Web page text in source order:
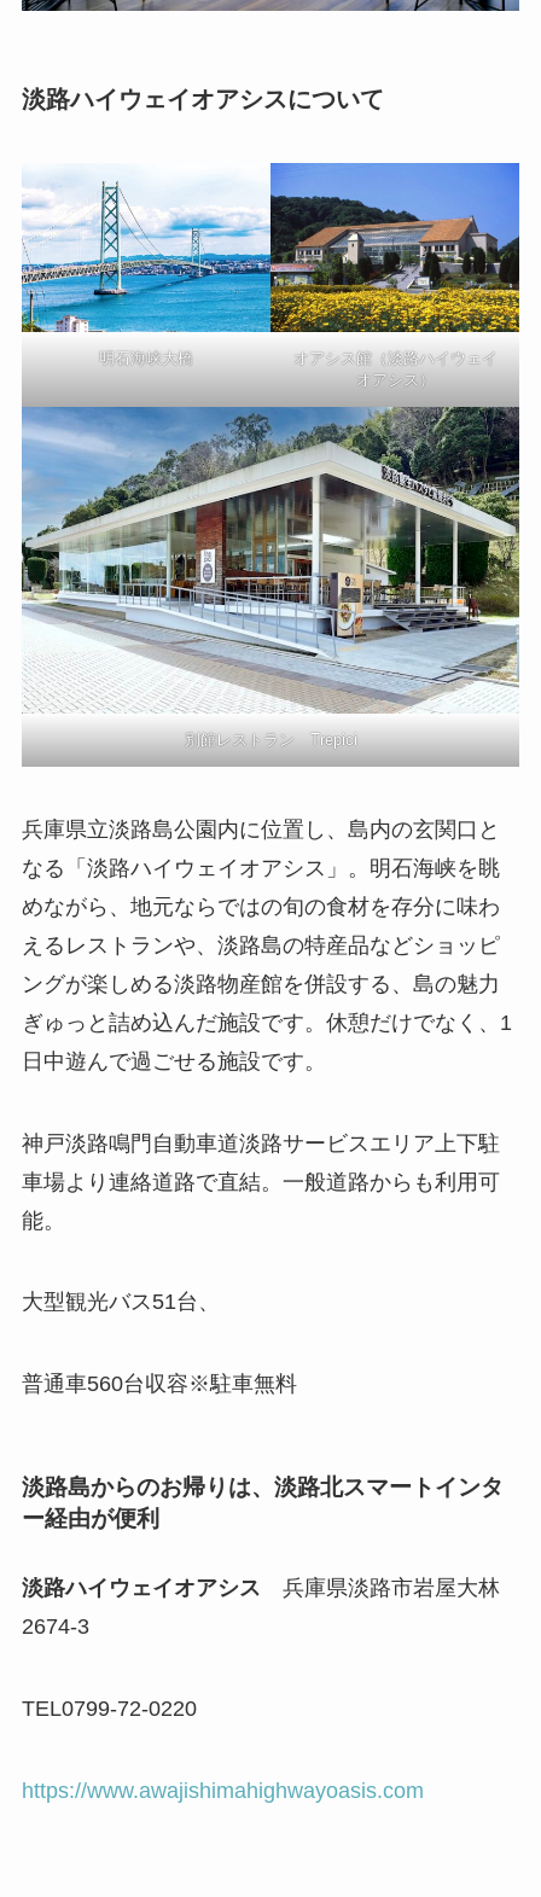
淡路ハイウェイオアシスについて
明石海峡大橋
オアシス館（淡路ハイウェイ
オアシス）
別館レストラン Trepici
兵庫県立淡路島公園内に位置し、島内の玄関口と
なる「淡路ハイウェイオアシス」。明石海峡を眺
めながら、地元ならではの旬の食材を存分に味わ
えるレストランや、淡路島の特産品などショッピ
ングが楽しめる淡路物産館を併設する、島の魅力
ぎゅっと詰め込んだ施設です。休憩だけでなく、1
日中遊んで過ごせる施設です。
神戸淡路鳴門自動車道淡路サービスエリア上下駐
車場より連絡道路で直結。一般道路からも利用可
能。
大型観光バス51台、
普通車560台収容※駐車無料
淡路島からのお帰りは、淡路北スマートインタ
ー経由が便利
淡路ハイウェイオアシス 兵庫県淡路市岩屋大林
2674-3
TEL0799-72-0220
https://www.awajishimahighwayoasis.com